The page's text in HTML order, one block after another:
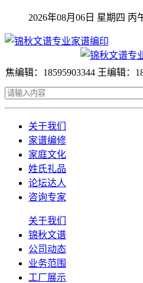
2026年08月06日 星期四 丙
焦编辑：18595903344 王编辑：
关于我们
家谱编修
家庭文化
姓氏礼品
论坛达人
咨询专家
关于我们
锦秋文谱
公司动态
业务范围
工厂展示